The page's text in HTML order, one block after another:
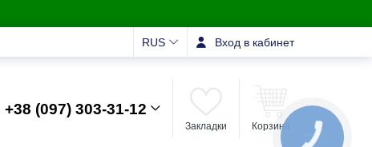
RUS Вход в кабинет
+38 (097) 303-31-12
Закладки Корзина
КНОПКА
ЗВ'ЯЗКУ